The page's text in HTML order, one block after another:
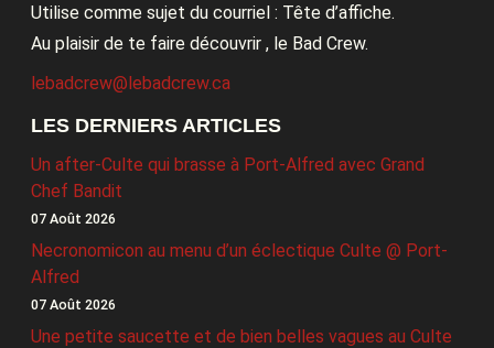
Utilise comme sujet du courriel : Tête d’affiche.
Au plaisir de te faire découvrir , le Bad Crew.
lebadcrew@lebadcrew.ca
LES DERNIERS ARTICLES
Un after-Culte qui brasse à Port-Alfred avec Grand
Chef Bandit
07 Août 2026
Necronomicon au menu d’un éclectique Culte @ Port-
Alfred
07 Août 2026
Une petite saucette et de bien belles vagues au Culte